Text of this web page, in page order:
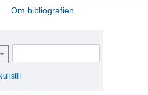
Om bibliografien